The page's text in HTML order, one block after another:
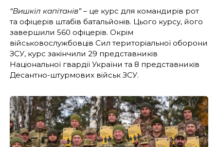
“Вишкіл капітанів” – це курс для командирів рот
та офіцерів штабів батальйонів. Цього курсу, його
завершили 560 офіцерів. Окрім
військовослужбовців Сил територіальної оборони
ЗСУ, курс закінчили 29 представників
Національної гвардії України та 8 представників
Десантно-штурмових військ ЗСУ.